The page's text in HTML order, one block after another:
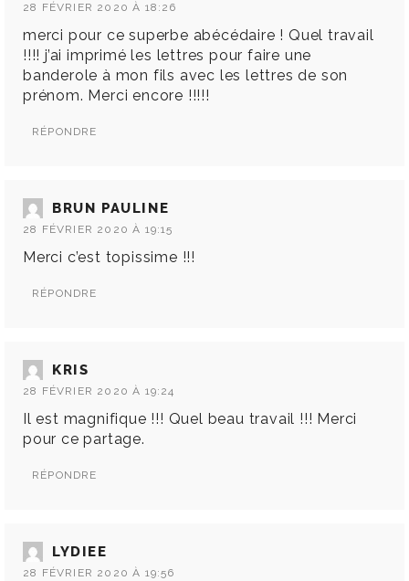
28 FÉVRIER 2020 À 18:26
merci pour ce superbe abécédaire ! Quel travail
!!!! j’ai imprimé les lettres pour faire une
banderole à mon fils avec les lettres de son
prénom. Merci encore !!!!!
RÉPONDRE
BRUN PAULINE
28 FÉVRIER 2020 À 19:15
Merci c’est topissime !!!
RÉPONDRE
KRIS
28 FÉVRIER 2020 À 19:24
Il est magnifique !!! Quel beau travail !!! Merci
pour ce partage.
RÉPONDRE
LYDIEE
28 FÉVRIER 2020 À 19:56